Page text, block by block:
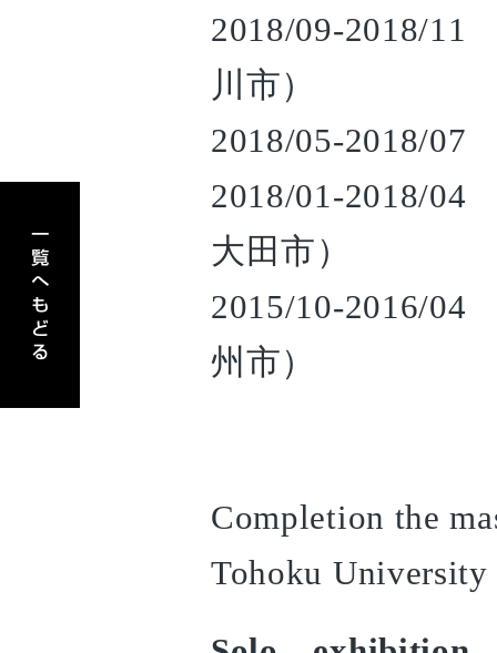
2018/09-2018/11
川市）
2018/05-2018/07
2018/01-2018/04
大田市）
2015/10-2016/04
州市）
Completion the
Tohoku
アーティスト一覧へもどる